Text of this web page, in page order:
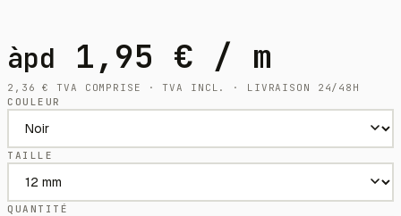
àpd 1,95 € / m
2,36€
TVA COMPRISE · TVA INCL. · LIVRAISON 24/48H
COULEUR
TAILLE
QUANTITÉ